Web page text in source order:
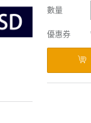
數量
優惠券